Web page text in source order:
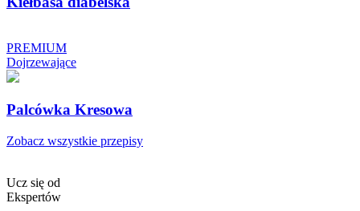
PREMIUM
Dojrzewające
Palcówka Kresowa
Zobacz wszystkie przepisy
Ucz się od
Ekspertów